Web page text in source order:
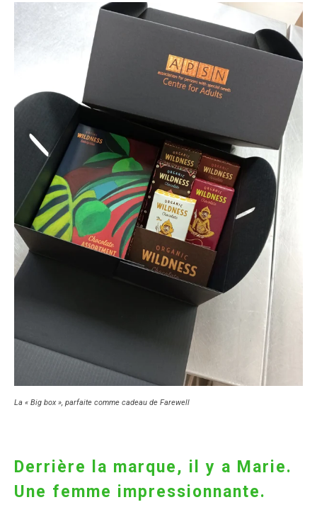
La « Big box », parfaite comme cadeau de Farewell
Derrière la marque, il y a Marie.
Une femme impressionnante.